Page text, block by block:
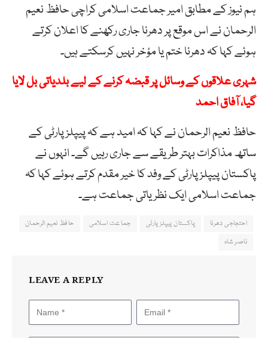
ہم نیوز کے مطابق امیر جماعت اسلامی کراچی حافظ نعیم
الرحمان نے اس موقع پر دھرنا جاری رکھنے کا اعلان کرتے
ہوئے کہا کہ دھرنا ختم یا مؤخر نہیں کرسکتے ہیں۔
شہری علاقوں کے وسائل پر قبضہ کرنے کے لیے بلدیاتی بل لایا
گیا، آفاق احمد
حافظ نعیم الرحمان نے کہا کہ امید ہے کہ پیپلزپارٹی کے
ساتھ مذاکرات بہتر طریقے سے جاری رہیں گے۔ انہوں نے
پاکستان پیپلزپارٹی کے وفد کا خیر مقدم کرتے ہوئے کہا کہ
جماعت اسلامی ایک نظریاتی جماعت ہے۔
احتجاجی دھرنا پاکستان پیپلزپارٹی جماعت اسلامی
حافظ نعیم الرحمان
ناصر شاہ
LEAVE A REPLY